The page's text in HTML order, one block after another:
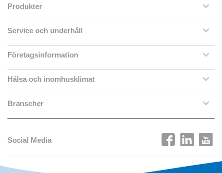
Produkter
Service och underhåll
Företagsinformation
Hälsa och inomhusklimat
Branscher
Social Media